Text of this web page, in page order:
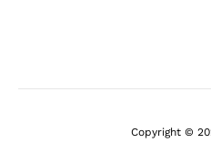
Copyright ©